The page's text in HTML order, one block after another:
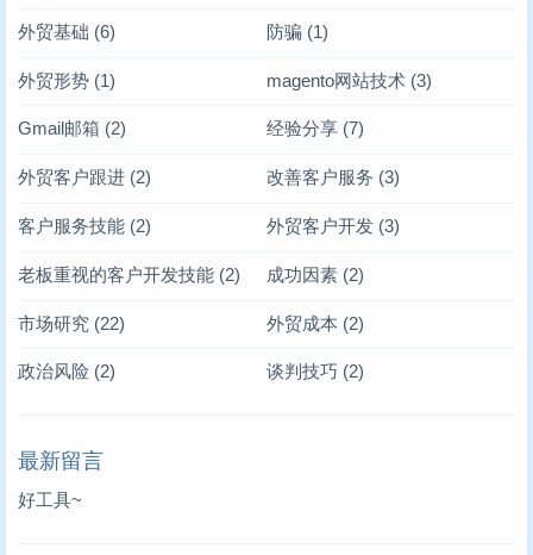
外贸基础 (6) 防骗 (1)
外贸形势 (1) magento网站技术 (3)
Gmail邮箱 (2) 经验分享 (7)
外贸客户跟进 (2) 改善客户服务 (3)
客户服务技能 (2) 外贸客户开发 (3)
老板重视的客户开发技能 (2) 成功因素 (2)
市场研究 (22) 外贸成本 (2)
政治风险 (2) 谈判技巧 (2)
最新留言
好工具~